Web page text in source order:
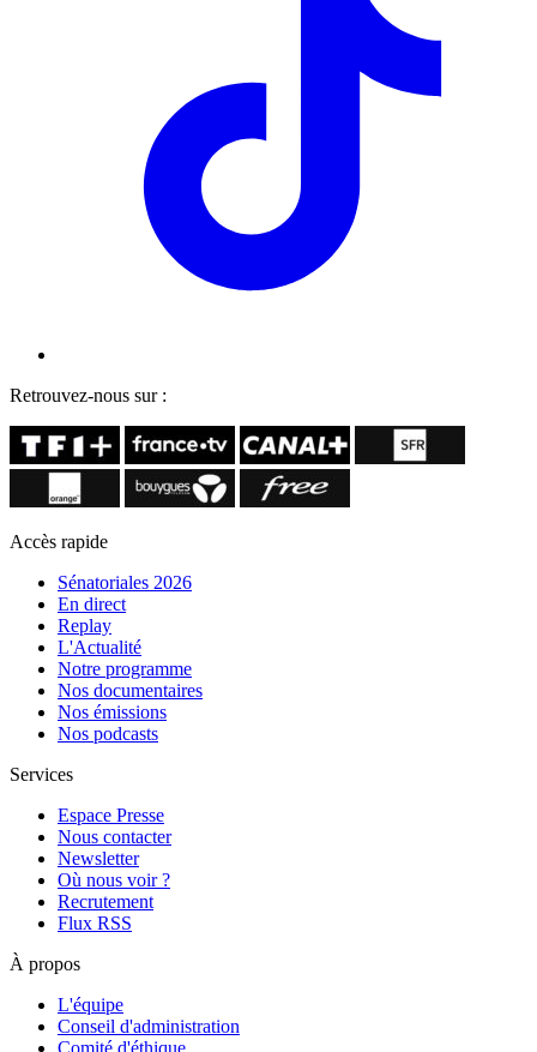
Retrouvez-nous sur :
Accès rapide
Sénatoriales 2026
En direct
Replay
L'Actualité
Notre programme
Nos documentaires
Nos émissions
Nos podcasts
Services
Espace Presse
Nous contacter
Newsletter
Où nous voir ?
Recrutement
Flux RSS
À propos
L'équipe
Conseil d'administration